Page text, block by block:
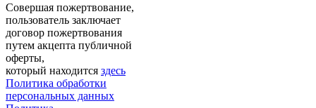
Совершая пожертвование,
пользователь заключает
договор пожертвования
путем акцепта публичной
оферты,
который находится здесь
Политика обработки
персональных данных